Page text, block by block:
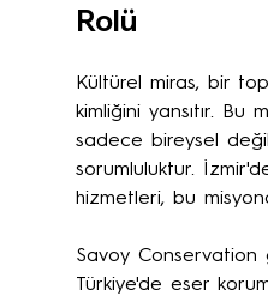
Rolü
Kültürel miras, bir
kimliğini yansıtır. Bu
sadece bireysel
sorumluluktur.
hizmetleri, bu
Savoy Conservation
Türkiye'de eser